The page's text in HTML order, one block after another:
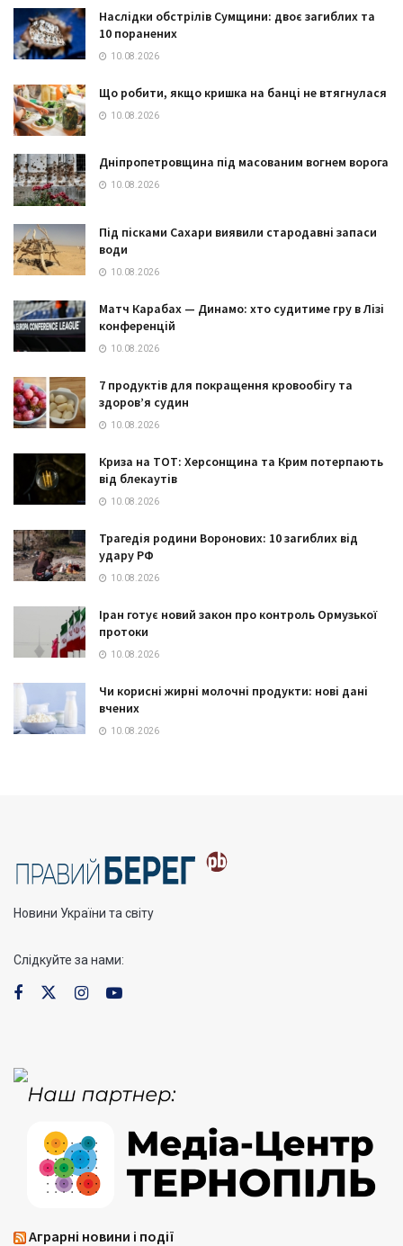
Наслідки обстрілів Сумщини: двоє загиблих та
10 поранених
10.08.2026
Що робити, якщо кришка на банці не втягнулася
10.08.2026
Дніпропетровщина під масованим вогнем ворога
10.08.2026
Під пісками Сахари виявили стародавні запаси
води
10.08.2026
Матч Карабах — Динамо: хто судитиме гру в Лізі
конференцій
10.08.2026
7 продуктів для покращення кровообігу та
здоров’я судин
10.08.2026
Криза на ТОТ: Херсонщина та Крим потерпають
від блекаутів
10.08.2026
Трагедія родини Воронових: 10 загиблих від
удару РФ
10.08.2026
Іран готує новий закон про контроль Ормузької
протоки
10.08.2026
Чи корисні жирні молочні продукти: нові дані
вчених
10.08.2026
Новини України та світу
Слідкуйте за нами:
Аграрні новини і події